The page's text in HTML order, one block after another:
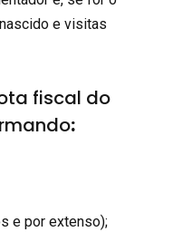
e visitas
fiscal do
:
e por extenso);